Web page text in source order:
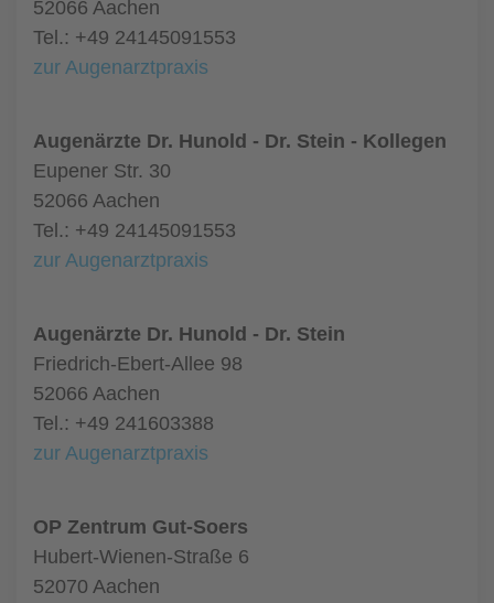
52066 Aachen
Tel.: +49 24145091553
zur Augenarztpraxis
Augenärzte Dr. Hunold - Dr. Stein - Kollegen
Eupener Str. 30
52066 Aachen
Tel.: +49 24145091553
zur Augenarztpraxis
Augenärzte Dr. Hunold - Dr. Stein
Friedrich-Ebert-Allee 98
52066 Aachen
Tel.: +49 241603388
zur Augenarztpraxis
OP Zentrum Gut-Soers
Hubert-Wienen-Straße 6
52070 Aachen